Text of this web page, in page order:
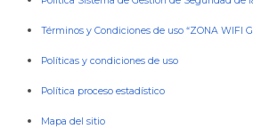
Términos y Condiciones de uso “ZONA WIFI
Políticas y condiciones de uso
Política proceso estadístico
Mapa del sitio